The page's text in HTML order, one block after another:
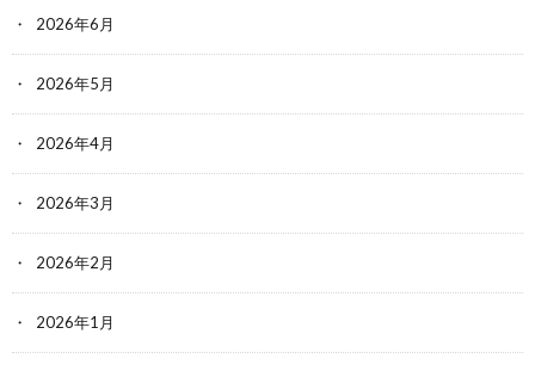
2026年6月
2026年5月
2026年4月
2026年3月
2026年2月
2026年1月